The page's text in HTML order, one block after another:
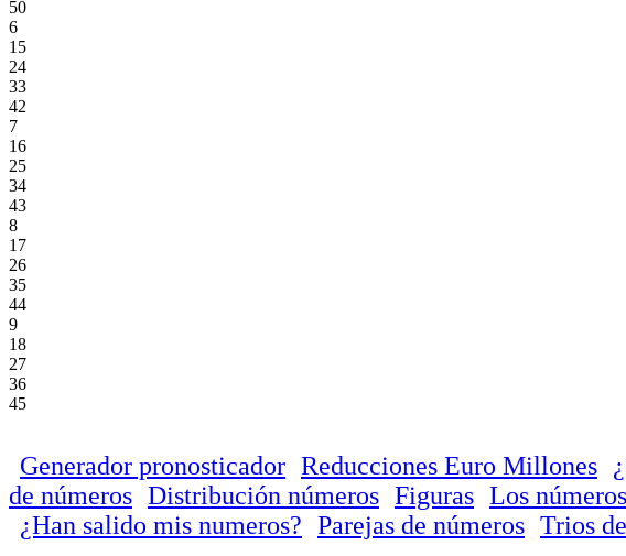
50
6
15
24
33
42
7
16
25
34
43
8
17
26
35
44
9
18
27
36
45
Generador pronosticador Reducciones Euro Millones
de números Distribución números Figuras Los
¿Han salido mis numeros? Parejas de números Trios